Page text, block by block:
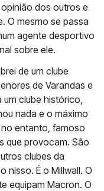
dos outros e
O mesmo se passa
agente desportivo
sobre ele.
de um clube
de Varandas e
clube histórico,
nada e o máximo
entanto, famoso
que provocam. São
clubes da
nisso. É o Millwall. O
equipam Macron. O